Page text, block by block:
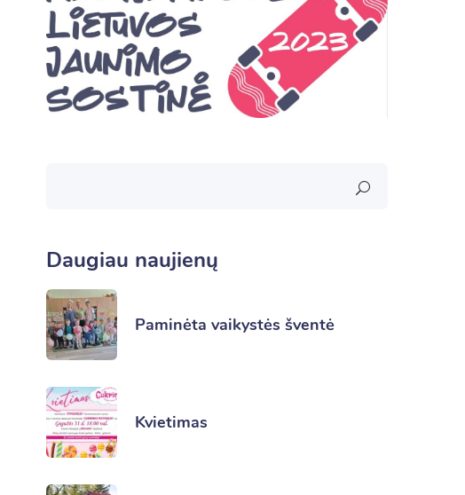
Daugiau naujienų
Paminėta vaikystės šventė
Kvietimas